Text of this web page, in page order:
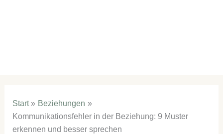
Start
Beziehungen
Kommunikationsfehler in der Beziehung: 9 Muster
erkennen und besser sprechen